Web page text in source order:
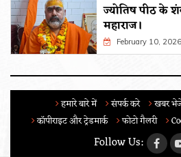
ज्योतिष पीठ के
महाराज।
February 10, 2026
हमारे बारे में संपर्क करे खबर
कॉपीराइट और ट्रेडमार्क
फोटो गैलरी
Follow Us: